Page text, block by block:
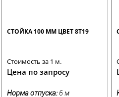
СТОЙКА 100 ММ ЦВЕТ 8T19
Стоимость за 1 м.
Цена по запросу
Норма отпуска: 6 м